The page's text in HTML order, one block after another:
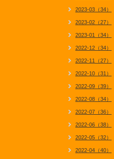
2023-03（34）
2023-02（27）
2023-01（34）
2022-12（34）
2022-11（27）
2022-10（31）
2022-09（39）
2022-08（34）
2022-07（36）
2022-06（38）
2022-05（32）
2022-04（40）